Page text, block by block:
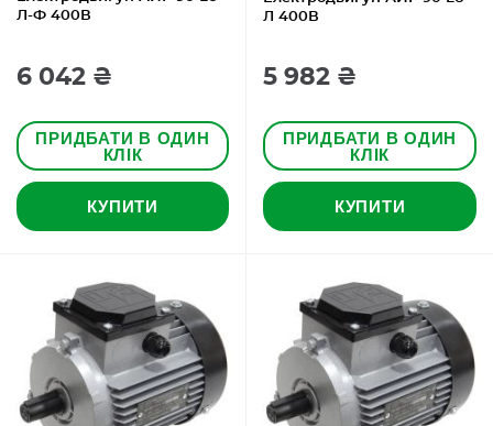
Л-Ф 400В
6 042 ₴
ПРИДБАТИ В ОДИН
КЛІК
КУПИТИ
Л 400В
5 982 ₴
ПРИДБАТИ В ОДИН
КЛІК
КУПИТИ